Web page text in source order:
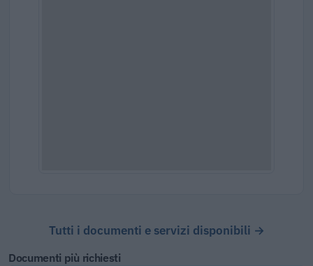
Tutti i documenti e servizi disponibili →
Documenti più richiesti